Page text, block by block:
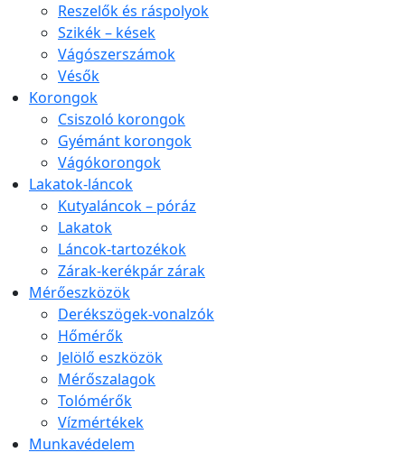
Reszelők és ráspolyok
Szikék – kések
Vágószerszámok
Vésők
Korongok
Csiszoló korongok
Gyémánt korongok
Vágókorongok
Lakatok-láncok
Kutyaláncok – póráz
Lakatok
Láncok-tartozékok
Zárak-kerékpár zárak
Mérőeszközök
Derékszögek-vonalzók
Hőmérők
Jelölő eszközök
Mérőszalagok
Tolómérők
Vízmértékek
Munkavédelem